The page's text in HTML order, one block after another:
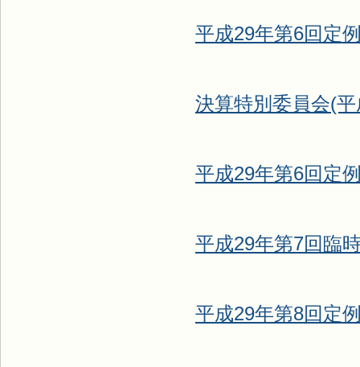
平成29年第6回定
決算特別委員会(
平成29年第6回定
平成29年第7回臨
平成29年第8回定